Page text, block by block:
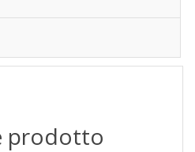
prodotto